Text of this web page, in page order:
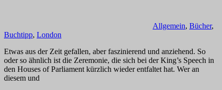
Allgemein, Bücher,
Buchtipp, London
Etwas aus der Zeit gefallen, aber faszinierend und anziehend. So
oder so ähnlich ist die Zeremonie, die sich bei der King’s Speech in
den Houses of Parliament kürzlich wieder entfaltet hat. Wer an
diesem und